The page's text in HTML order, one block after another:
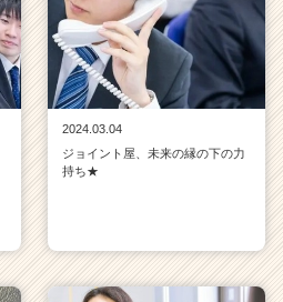
2024.03.04
ジョイント屋、未来の縁の下の力
持ち★